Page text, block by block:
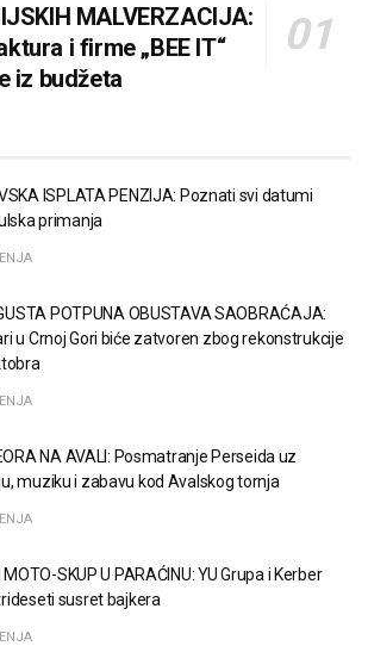
MALVERZACIJA:
i firme „BEE IT“
iz budžeta
ISPLATA PENZIJA: Poznati svi datumi
primanja
POTPUNA OBUSTAVA SAOBRAĆAJA:
u Crnoj Gori biće zatvoren zbog rekonstrukcije
NA AVALI: Posmatranje Perseida uz
muziku i zabavu kod Avalskog tornja
SKUP U PARAĆINU: YU Grupa i Kerber
susret bajkera